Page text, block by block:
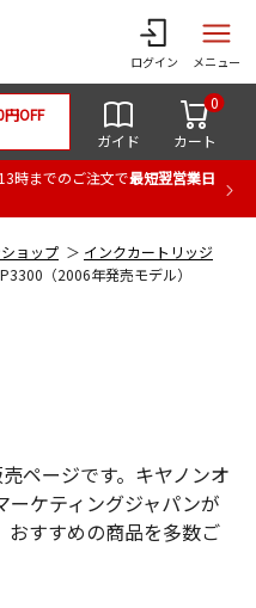
ログイン メニュー
OFF
ガイド カート
0
時までのご注文で最短翌営業日
ョップ
インクカートリッジ
（2006年発売モデル）
ページです。キヤノンオ
ーケティングジャパンが
おすすめの商品を多数ご